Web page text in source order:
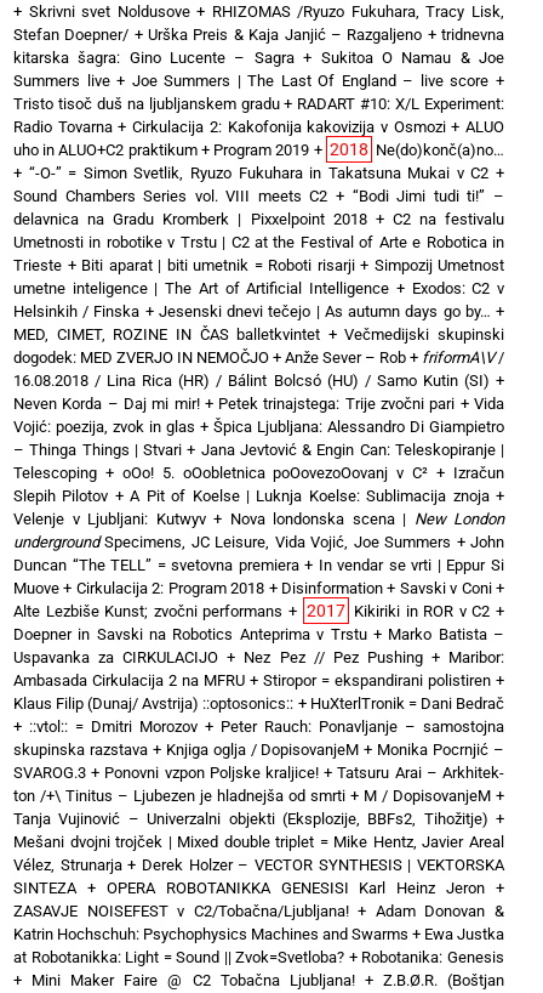
+ Skrivni svet Noldusove+ RHIZOMAS /Ryuzo Fukuhara, Tracy Lisk,
Stefan Doepner/ +Urška Preis & Kaja Janjić – Razgaljeno +tridnevna
kitarska šagra: Gino Lucente – Sagra+ Sukitoa O Namau & Joe
Summers live+ Joe Summers | The Last Of England – live score +
Tristo tisoč duš na ljubljanskem gradu+ RADART #10: X/L Experiment:
Radio Tovarna+Cirkulacija 2: Kakofonija kakovizija v Osmozi+ALUO
uho in ALUO+C2 praktikum+ Program 2019 + 2018 Ne(do)konč(a)no…
+ “-O-” = Simon Svetlik, Ryuzo Fukuhara in Takatsuna Mukai v C2 +
Sound Chambers Series vol. VIII meets C2 + “Bodi Jimi tudi ti!” –
delavnica na Gradu Kromberk | Pixxelpoint 2018+ C2 na festivalu
Umetnosti in robotike v Trstu | C2 at the Festival of Arte e Robotica in
Trieste + Biti aparat | biti umetnik = Roboti risarji+ Simpozij Umetnost
umetne inteligence | The Art of Artificial Intelligence + Exodos: C2 v
Helsinkih / Finska + Jesenski dnevi tečejo | As autumn days go by… +
MED, CIMET, ROZINE IN ČAS balletkvintet +Večmedijski skupinski
dogodek: MED ZVERJO IN NEMOČJO + Anže Sever – Rob + friformA\V/
16.08.2018 / Lina Rica (HR) / Bálint Bolcsó (HU) / Samo Kutin (SI) +
Neven Korda – Daj mi mir!+ Petek trinajstega: Trije zvočni pari +Vida
Vojić: poezija, zvok in glas + Špica Ljubljana: Alessandro Di Giampietro
– Thinga Things | Stvari + Jana Jevtović & Engin Can: Teleskopiranje |
Telescoping + oOo! 5. oOobletnica poOovezoOovanj v C² + Izračun
Slepih Pilotov +A Pit of Koelse | Luknja Koelse: Sublimacija znoja+
Velenje v Ljubljani: Kutwyv+ Nova londonska scena | New London
undergroundSpecimens, JC Leisure, Vida Vojić, Joe Summers +John
Duncan “The TELL” = svetovna premiera+ In vendar se vrti | Eppur Si
Muove + Cirkulacija 2: Program 2018 + Disinformation + Savski v Coni+
Alte Lezbiše Kunst; zvočni performans + 2017 Kikiriki in ROR v C2 +
Doepner in Savski na Robotics Anteprima v Trstu+ Marko Batista –
Uspavanka za CIRKULACIJO + Nez Pez // Pez Pushing+ Maribor:
Ambasada Cirkulacija 2 na MFRU + Stiropor = ekspandirani polistiren +
Klaus Filip (Dunaj/ Avstrija) ::optosonics:: + HuXterlTronik = Dani Bedrač
+ ::vtol:: = Dmitri Morozov + Peter Rauch: Ponavljanje – samostojna
skupinska razstava+ Knjiga oglja / DopisovanjeM + Monika Pocrnjić –
SVAROG.3 + Ponovni vzpon Poljske kraljice! +Tatsuru Arai – Arkhitek-
ton /+\ Tinitus – Ljubezen je hladnejša od smrti + M / DopisovanjeM +
Tanja Vujinović – Univerzalni objekti (Eksplozije, BBFs2, Tihožitje) +
Mešani dvojni trojček | Mixed double triplet = Mike Hentz, Javier Areal
Vélez, Strunarja+ Derek Holzer – VECTOR SYNTHESIS | VEKTORSKA
SINTEZA+ OPERA ROBOTANIKKA GENESISI Karl Heinz Jeron +
ZASAVJE NOISEFEST v C2/Tobačna/Ljubljana!+ Adam Donovan &
Katrin Hochschuh: Psychophysics Machines and Swarms + Ewa Justka
at Robotanikka: Light = Sound || Zvok=Svetloba? + Robotanika: Genesis
+ Mini Maker Faire @ C2 Tobačna Ljubljana!+ Z.B.Ø.R. (Boštjan